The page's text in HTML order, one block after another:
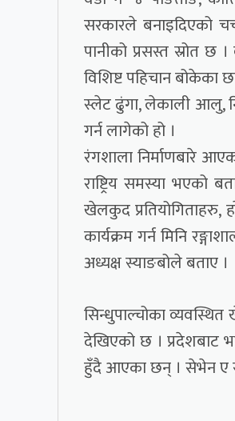
सरकारले बनाइदिएको
पानीको प्रसस्त स्रोत छ
विशिष्ट पहिचान बोकेका
स्लेट ढुंगा, लेकाली आलु,
गर्न लागेको हो ।
रंगशाला निर्माणबारे
राष्ट्रिय समस्या भएको
खेलकुद प्रतियोगिताहरु,
कार्यक्रम गर्न मिनि
अध्यक्ष स्याङबोले बताए ।
सिन्धुपाल्चोका
देखिएको छ । प्रदेशबाट
हुँदै आएका छन् । सेभेन ए